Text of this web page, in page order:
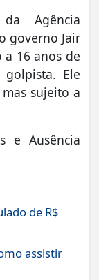
Agência
governo Jair
16 anos de
Ele
sujeito a
e Ausência
de R$
assistir